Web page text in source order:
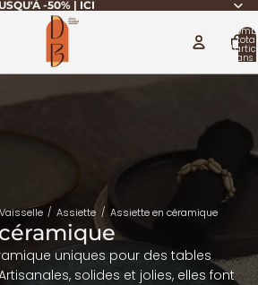
-50% | ICI
total
dans
Assiette Assiette en céramique
uniques pour des tables
solides et jolies, elles font